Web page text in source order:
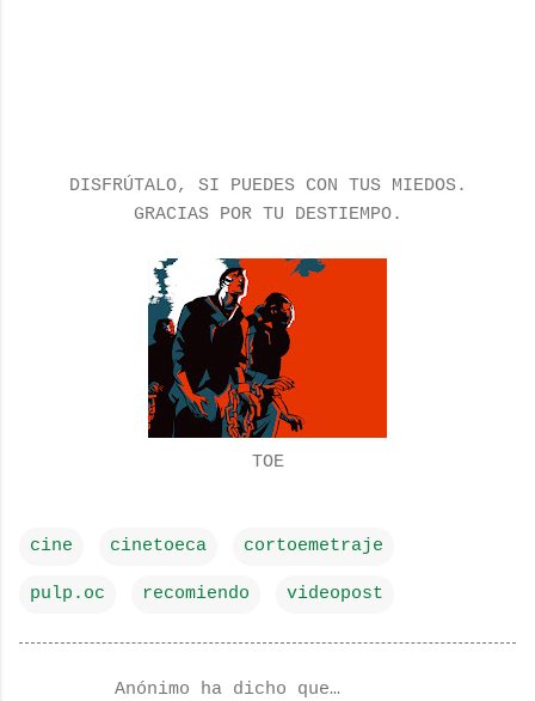
DISFRÚTALO, SI PUEDES CON TUS MIEDOS.
GRACIAS POR TU DESTIEMPO.
TOE
cine cinetoeca cortoemetraje
pulp.oc recomiendo videopost
Anónimo ha dicho que…